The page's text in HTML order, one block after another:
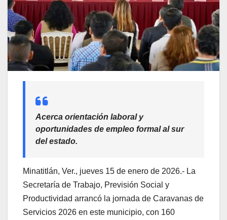
Acerca orientación laboral y
oportunidades de empleo formal al sur
del estado.
Minatitlán, Ver., jueves 15 de enero de 2026.- La
Secretaría de Trabajo, Previsión Social y
Productividad arrancó la jornada de Caravanas de
Servicios 2026 en este municipio, con 160